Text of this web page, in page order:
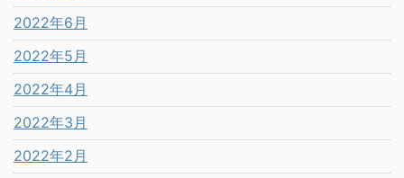
2022年6月
2022年5月
2022年4月
2022年3月
2022年2月